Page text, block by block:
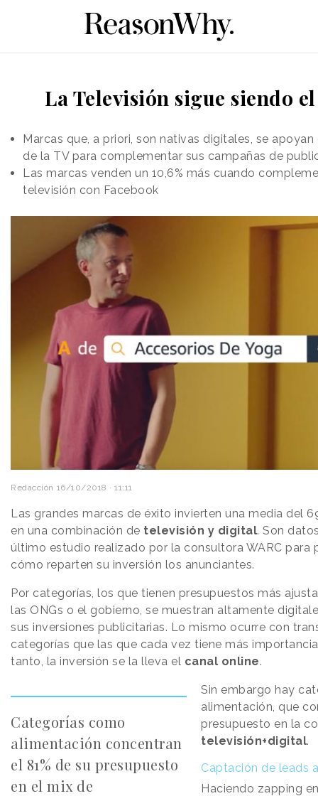
La Televisión sigue siendo
Marcas que, a priori, son nativas digitales, se
de la TV para complementar sus campañas de
Las marcas venden un 10,6% más cuando
televisión con Facebook
Redacción 16/10/2018 · 11:11
Las grandes marcas de éxito invierten una media del
en una combinación de televisión y digital. Son
último estudio realizado por la consultora WARC para
cómo reparten su inversión los anunciantes.
Por categorías, los que tienen presupuestos más
las ONGs o el gobierno, se muestran altamente
sus inversiones publicitarias. Lo mismo ocurre con
categorías que las que cada vez tiene más
tanto, la inversión se la lleva el canal online.
Categorías como
alimentación concentran
el 81% de su presupuesto
en el mix de
Sin embargo hay
alimentación, que
presupuesto en la
televisión+digital.
Captación de leads
Haciendo zapping